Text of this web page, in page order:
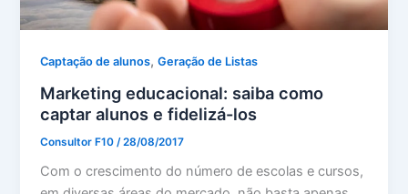
Captação de alunos,Geração de Listas
Marketing educacional: saiba como
captar alunos e fidelizá-los
Consultor F10 /28/08/2017
Com o crescimento do número de escolas e cursos,